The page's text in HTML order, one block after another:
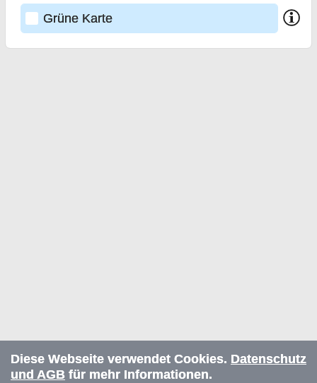
Grüne Karte
Diese Webseite verwendet Cookies. Datenschutz
und AGB für mehr Informationen.